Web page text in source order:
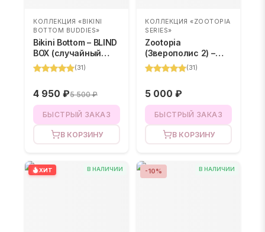
КОЛЛЕКЦИЯ «BIKINI
BOTTOM BUDDIES»
Bikini Bottom – BLIND
BOX (случайный
цвет)
(31)
4 950 ₽5 500 ₽
БЫСТРЫЙ ЗАКАЗ
В КОРЗИНУ
КОЛЛЕКЦИЯ «ZOOTOPIA
SERIES»
Zootopia
(Зверополис 2) –
BLIND BOX(31)
5 000 ₽
БЫСТРЫЙ ЗАКАЗ
В КОРЗИНУ
В НАЛИЧИИ
ХИТ В НАЛИЧИИ
-10%